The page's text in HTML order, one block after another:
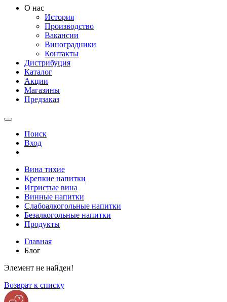
О нас
История
Производство
Вакансии
Виноградники
Контакты
Дистрибуция
Каталог
Акции
Магазины
Предзаказ
Поиск
Вход
Вина тихие
Крепкие напитки
Игристые вина
Винные напитки
Слабоалкогольные напитки
Безалкогольные напитки
Продукты
Главная
Блог
Элемент не найден!
Возврат к списку